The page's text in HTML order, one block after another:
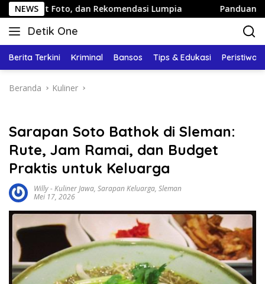
Langsung
ke
konten
NEWS
Rekomendasi Lumpia Panduan Wisata Keluarga
Detik One
Tajam
Fakta
Berita Terkini Kriminal Bansos Tips & Edukasi Peristiwa
Beranda Kuliner
Sarapan Soto Bathok di Sleman:
Rute, Jam Ramai, dan Budget
Praktis untuk Keluarga
Willy-Kuliner Jawa, Sarapan Keluarga, Sleman
Mei 17, 2026